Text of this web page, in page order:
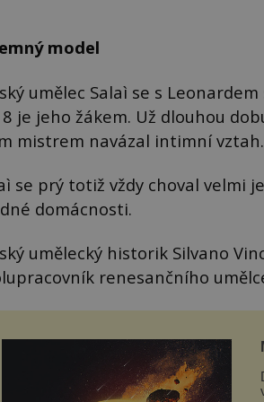
model
umělec Salaì se s
je jeho žákem. Už dlouhou
mistrem navázal intimní vztah.
se prý totiž vždy choval velmi
domácnosti.
umělecký historik Silvano
renesančního